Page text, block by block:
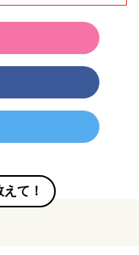
て！